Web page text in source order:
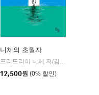
니체의 초월자
프리드리히 니체 저/김철 편역
12,500원 (0% 할인)